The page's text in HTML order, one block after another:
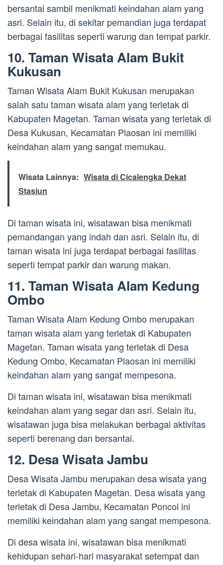
bersantai sambil menikmati keindahan alam yang
asri. Selain itu, di sekitar pemandian juga terdapat
berbagai fasilitas seperti warung dan tempat parkir.
10. Taman Wisata Alam Bukit
Kukusan
Taman Wisata Alam Bukit Kukusan merupakan
salah satu taman wisata alam yang terletak di
Kabupaten Magetan. Taman wisata yang terletak di
Desa Kukusan, Kecamatan Plaosan ini memiliki
keindahan alam yang sangat memukau.
Wisata Lainnya: Wisata di Cicalengka Dekat
Stasiun
Di taman wisata ini, wisatawan bisa menikmati
pemandangan yang indah dan asri. Selain itu, di
taman wisata ini juga terdapat berbagai fasilitas
seperti tempat parkir dan warung makan.
11. Taman Wisata Alam Kedung
Ombo
Taman Wisata Alam Kedung Ombo merupakan
taman wisata alam yang terletak di Kabupaten
Magetan. Taman wisata yang terletak di Desa
Kedung Ombo, Kecamatan Plaosan ini memiliki
keindahan alam yang sangat mempesona.
Di taman wisata ini, wisatawan bisa menikmati
keindahan alam yang segar dan asri. Selain itu,
wisatawan juga bisa melakukan berbagai aktivitas
seperti berenang dan bersantai.
12. Desa Wisata Jambu
Desa Wisata Jambu merupakan desa wisata yang
terletak di Kabupaten Magetan. Desa wisata yang
terletak di Desa Jambu, Kecamatan Poncol ini
memiliki keindahan alam yang sangat mempesona.
Di desa wisata ini, wisatawan bisa menikmati
kehidupan sehari-hari masyarakat setempat dan